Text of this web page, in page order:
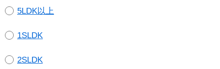
5LDK以上
1SLDK
2SLDK